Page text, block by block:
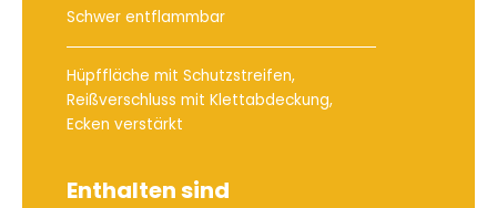
Schwer entflammbar
Hüpffläche mit Schutzstreifen,
Reißverschluss mit Klettabdeckung,
Ecken verstärkt
Enthalten sind